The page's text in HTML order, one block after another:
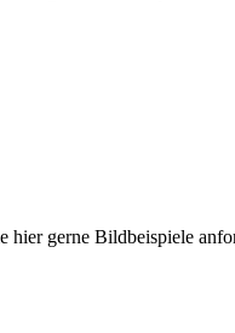
hier gerne Bildbeispiele